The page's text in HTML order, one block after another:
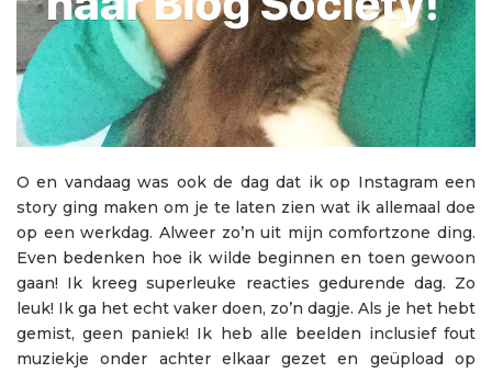
O en vandaag was ook de dag dat ik op Instagram een
story ging maken om je te laten zien wat ik allemaal doe
op een werkdag. Alweer zo’n uit mijn comfortzone ding.
Even bedenken hoe ik wilde beginnen en toen gewoon
gaan! Ik kreeg superleuke reacties gedurende dag. Zo
leuk! Ik ga het echt vaker doen, zo’n dagje. Als je het hebt
gemist, geen paniek! Ik heb alle beelden inclusief fout
muziekje onder achter elkaar gezet en geüpload op